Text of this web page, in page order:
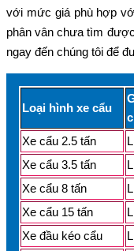
với mức giá phù hợp
phân vân chưa tìm
ngay đến chúng tôi để
Loại hình xe cẩu
Xe cẩu 2.5 tấn
Xe cẩu 3.5 tấn
Xe cẩu 8 tấn
Xe cẩu 15 tấn
Xe đầu kéo cẩu